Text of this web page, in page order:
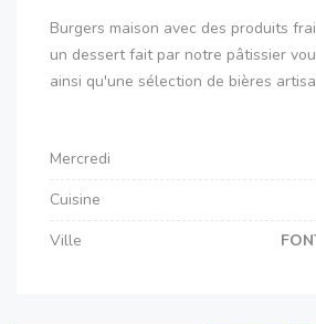
Burgers maison avec des produits
un dessert fait par notre pâtissier
ainsi qu'une sélection de bières
Mercredi
Cuisine
Ville